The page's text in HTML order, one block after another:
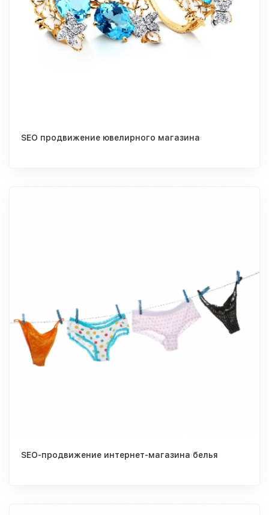
SEO продвижение ювелирного магазина
SEO-продвижение интернет-магазина белья